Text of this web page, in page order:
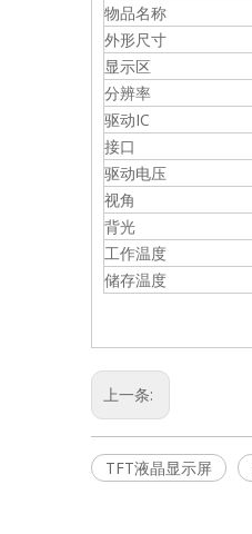
物品名称
外形尺寸
显示区
分辨率
驱动IC
接口
驱动电压
视角
背光
工作温度
储存温度
上一条:
TFT液晶显示屏